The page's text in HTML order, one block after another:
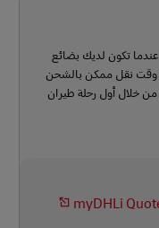
تكون لديك بضائع
وقت نقل ممكن بالشحن
خلال أول رحلة طيران